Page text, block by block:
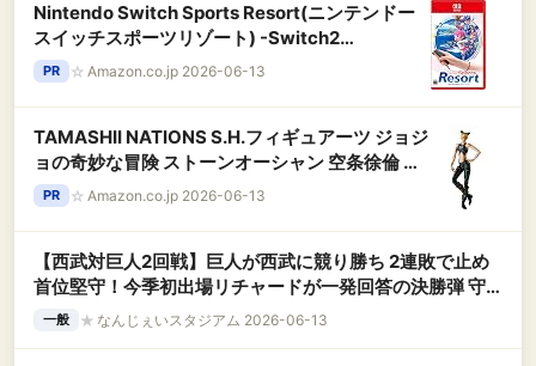
Nintendo Switch Sports Resort(ニンテンドー
スイッチスポーツリゾート) -Switch2
【Amazon.co.jp限定】特典 アイテム未定 同梱
PR ☆ Amazon.co.jp 2026-06-13
TAMASHII NATIONS S.H.フィギュアーツ ジョジ
ョの奇妙な冒険 ストーンオーシャン 空条徐倫 約
155mm ABS&PVC製 塗装済み可動フィギュア
PR ☆ Amazon.co.jp 2026-06-13
【西武対巨人2回戦】巨人が西武に競り勝ち 2連敗で止め
首位堅守！今季初出場リチャードが一発回答の決勝弾 守
備では好送球 ウィットリー6回1失点2勝目 救援陣3人は鉄
一般 ★ なんじぇいスタジアム 2026-06-13